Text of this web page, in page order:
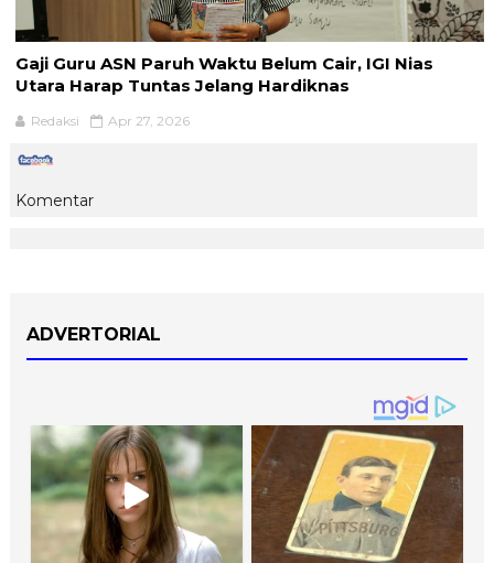
Gaji Guru ASN Paruh Waktu Belum Cair, IGI Nias
Utara Harap Tuntas Jelang Hardiknas
Redaksi Apr 27, 2026
Komentar
ADVERTORIAL